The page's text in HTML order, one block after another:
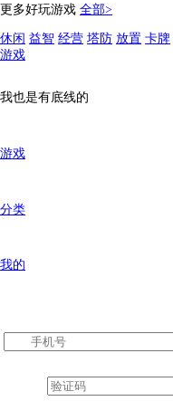
更多好玩游戏 全部>
休闲 益智 经营 塔防 放置 卡牌
游戏
我也是有底线的
游戏
分类
我的